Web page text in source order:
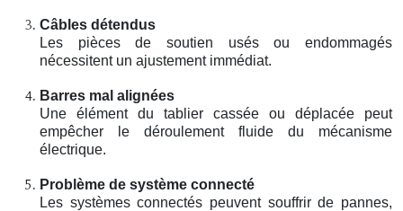
Câbles détendus
Les pièces de soutien usés ou endommagés
nécessitent un ajustement immédiat.
Barres mal alignées
Une élément du tablier cassée ou déplacée peut
empêcher le déroulement fluide du mécanisme
électrique.
Problème de système connecté
Les systèmes connectés peuvent souffrir de pannes,